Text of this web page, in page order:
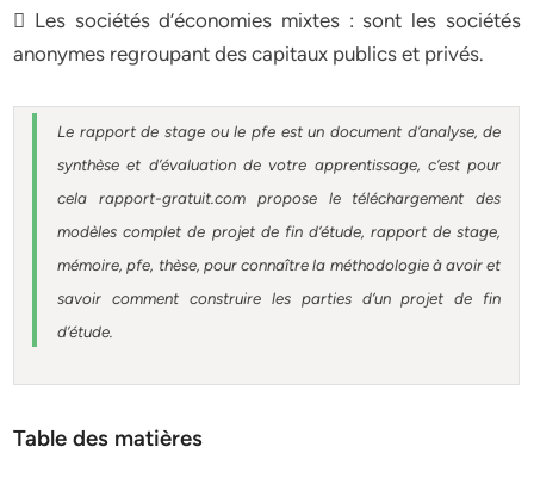
 Les sociétés d’économies mixtes : sont les sociétés
anonymes regroupant des capitaux publics et privés.
Le rapport de stage ou le pfe est un document d’analyse, de
synthèse et d’évaluation de votre apprentissage, c’est pour
cela rapport-gratuit.com propose le téléchargement des
modèles complet de projet de fin d’étude, rapport de stage,
mémoire, pfe, thèse, pour connaître la méthodologie à avoir et
savoir comment construire les parties d’un projet de fin
d’étude.
Table des matières